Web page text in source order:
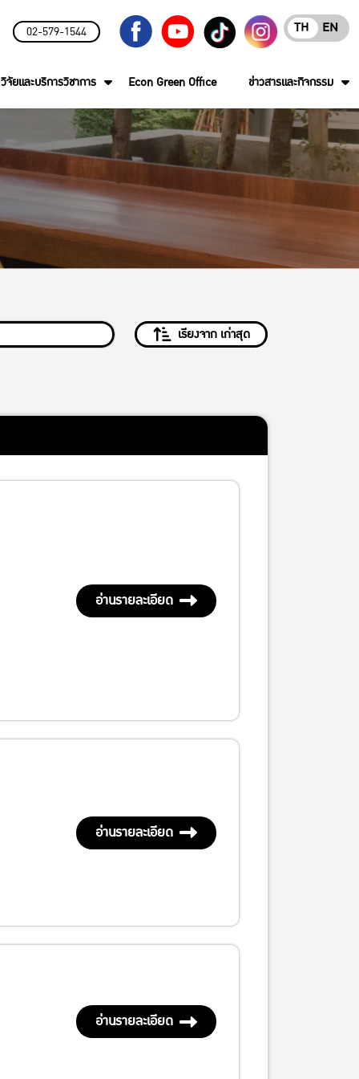
02-579-1544 EN
TH
วิจัยและบริการวิชาการ Econ Green Office ข่าวสารและกิจกรรม
เรียงจาก เก่าสุด
อ่านรายละเอียด
อ่านรายละเอียด
อ่านรายละเอียด